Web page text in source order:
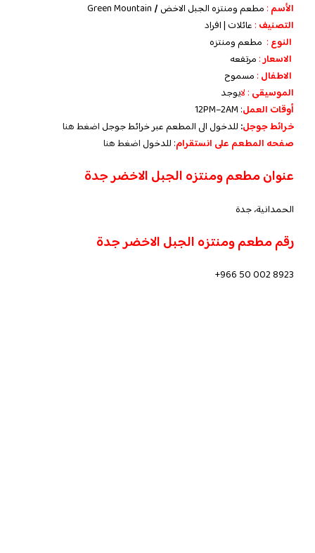
الأسم : مطعم ومنتزه الجبل الاخض/
Green Mountain
التصنيف : عائلات | افراد
النوع : مطعم ومنتزه
الاسعار: مرتفعه
الاطفال : مسموح
الموسيقى : لايوجد
‏أوقات العمل: 12PM–2AM
خرائط جوجل: للدخول الى المطعم عبر خرائط جوجل اضغط هنا
صفحه المطعم على انستقرام: للدخولاضغط هنا
عنوانمطعم ومنتزه الجبل الاخضر جدة
الحمدانية، جدة
رقممطعم ومنتزه الجبل الاخضر جدة
+966 50 002 8923